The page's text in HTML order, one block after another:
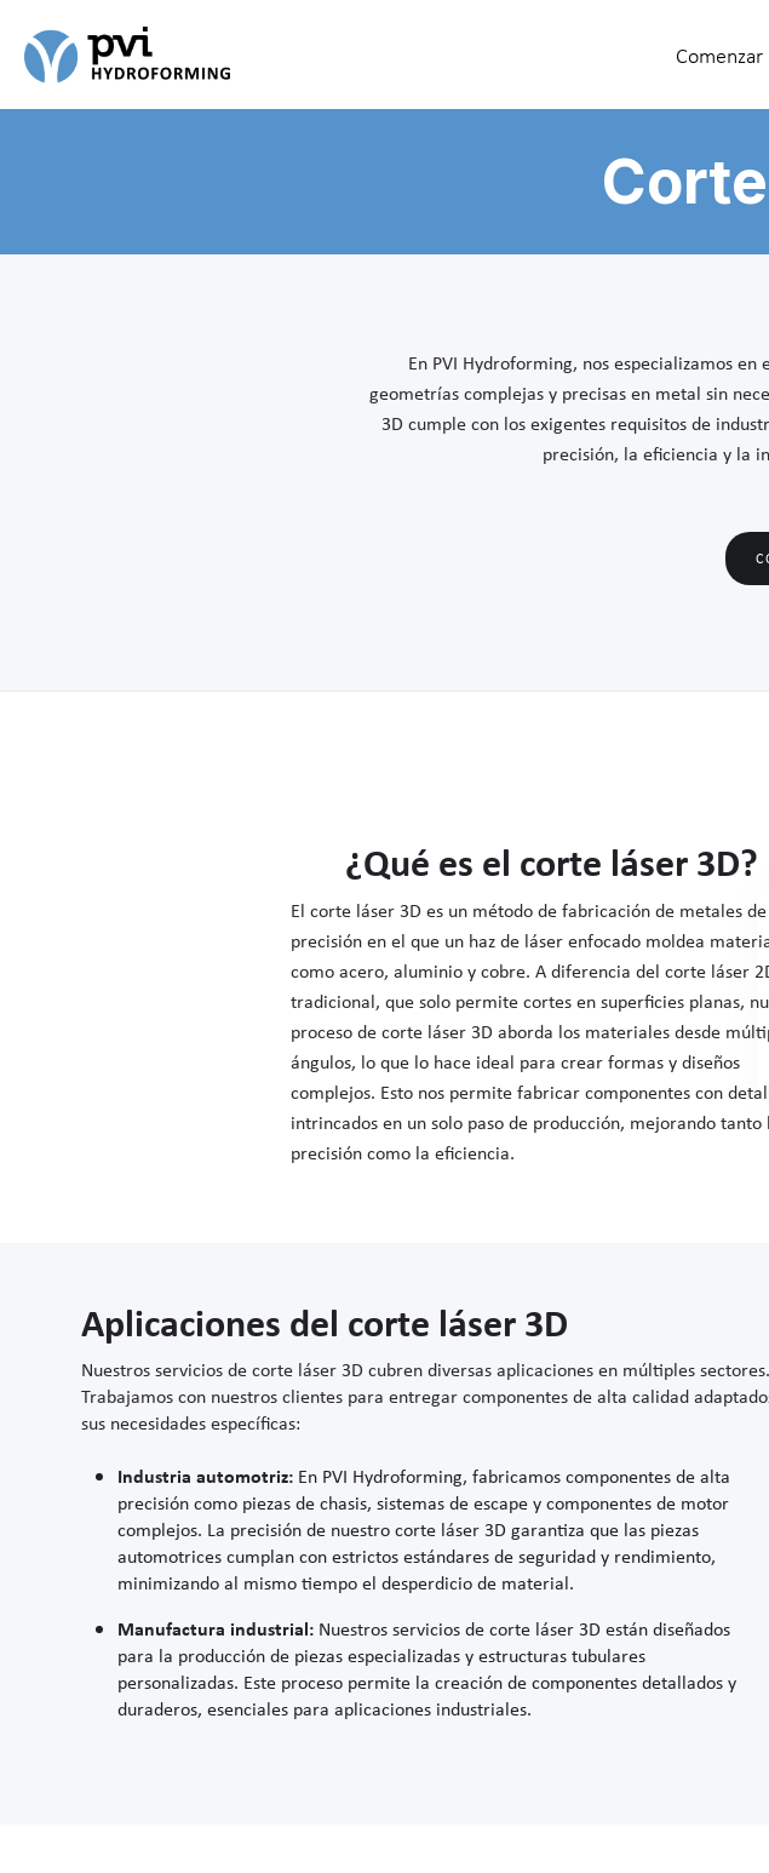
Comenzar
En PVI Hydroforming, nos especializamos
geometrías complejas y precisas en metal sin
3D cumple con los exigentes requisitos de
precisión, la eficiencia y la
¿Qué es el corte láser 3D?
El corte láser 3D es un método de fabricación de metales
precisión en el que un haz de láser enfocado moldea
como acero, aluminio y cobre. A diferencia del corte láser
tradicional, que solo permite cortes en superficies planas,
proceso de corte láser 3D aborda los materiales desde
ángulos, lo que lo hace ideal para crear formas y diseños
complejos. Esto nos permite fabricar componentes con
intrincados en un solo paso de producción, mejorando tanto
precisión como la eficiencia.
Aplicaciones del corte láser 3D
Nuestros servicios de corte láser 3D cubren diversas aplicaciones en múltiples sectores.
Trabajamos con nuestros clientes para entregar componentes de alta calidad
sus necesidades específicas:
Industria automotriz: En PVI Hydroforming, fabricamos componentes de alta
precisión como piezas de chasis, sistemas de escape y componentes de motor
complejos. La precisión de nuestro corte láser 3D garantiza que las piezas
automotrices cumplan con estrictos estándares de seguridad y rendimiento,
minimizando al mismo tiempo el desperdicio de material.
Manufactura industrial: Nuestros servicios de corte láser 3D están diseñados
para la producción de piezas especializadas y estructuras tubulares
personalizadas. Este proceso permite la creación de componentes detallados y
duraderos, esenciales para aplicaciones industriales.